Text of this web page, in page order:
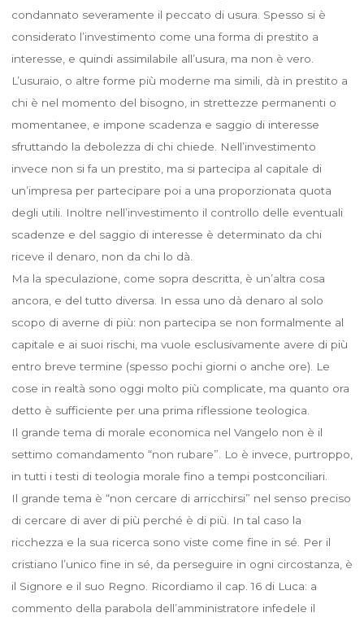
condannato severamente il peccato di usura. Spesso si è
considerato l’investimento come una forma di prestito a
interesse, e quindi assimilabile all’usura, ma non è vero.
L’usuraio, o altre forme più moderne ma simili, dà in prestito a
chi è nel momento del bisogno, in strettezze permanenti o
momentanee, e impone scadenza e saggio di interesse
sfruttando la debolezza di chi chiede. Nell’investimento
invece non si fa un prestito, ma si partecipa al capitale di
un’impresa per partecipare poi a una proporzionata quota
degli utili. Inoltre nell’investimento il controllo delle eventuali
scadenze e del saggio di interesse è determinato da chi
riceve il denaro, non da chi lo dà.
Ma la speculazione, come sopra descritta, è un’altra cosa
ancora, e del tutto diversa. In essa uno dà denaro al solo
scopo di averne di più: non partecipa se non formalmente al
capitale e ai suoi rischi, ma vuole esclusivamente avere di più
entro breve termine (spesso pochi giorni o anche ore). Le
cose in realtà sono oggi molto più complicate, ma quanto ora
detto è sufficiente per una prima riflessione teologica.
Il grande tema di morale economica nel Vangelo non è il
settimo comandamento “non rubare”. Lo è invece, purtroppo,
in tutti i testi di teologia morale fino a tempi postconciliari.
Il grande tema è “non cercare di arricchirsi” nel senso preciso
di cercare di aver di più perché è di più. In tal caso la
ricchezza e la sua ricerca sono viste come fine in sé. Per il
cristiano l’unico fine in sé, da perseguire in ogni circostanza, è
il Signore e il suo Regno. Ricordiamo il cap. 16 di Luca: a
commento della parabola dell’amministratore infedele il